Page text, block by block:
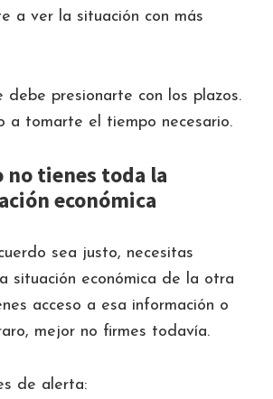
a ver la situación con más
debe presionarte con los plazos.
a tomarte el tiempo necesario.
no tienes toda la
económica
sea justo, necesitas
situación económica de la otra
acceso a esa información o
mejor no firmes todavía.
de alerta: